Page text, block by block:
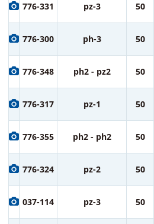
776-331 pz-3 50
776-300 ph-3 50
776-348 ph2 - pz2 50
776-317 pz-1 50
776-355 ph2 - ph2 50
776-324 pz-2 50
037-114 pz-3 50